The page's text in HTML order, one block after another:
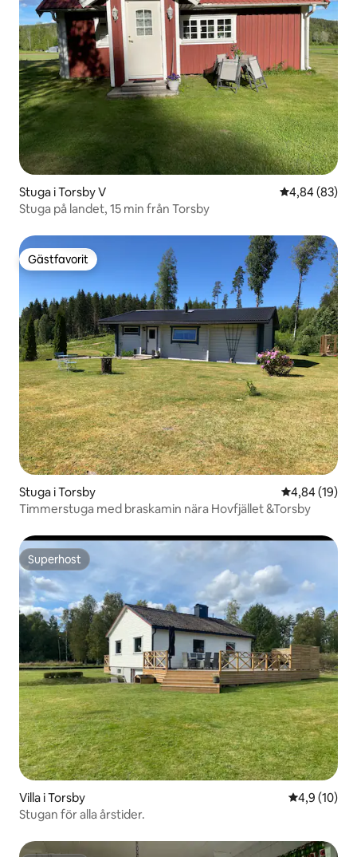
Stuga i Torsby V 4,84 av 5 i
4,84 (83)
Stuga på landet, 15 min från Torsby
Gästfavorit
Gästfavorit
Stuga i Torsby 4,84 av 5 i
4,84 (19)
Timmerstuga med braskamin nära Hovfjället &Torsby
Superhost
Superhost
Villa i Torsby 4,9 av 5 i
4,9 (10)
Stugan för alla årstider.